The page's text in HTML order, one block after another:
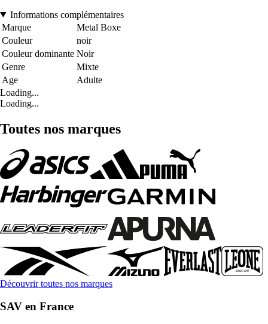
Informations complémentaires
Marque
Metal Boxe
Couleur
noir
Couleur dominante Noir
Genre
Mixte
Age
Adulte
Loading...
Loading...
Toutes nos marques
Découvrir toutes nos marques
SAV en France